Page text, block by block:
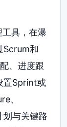
具，在瀑
Scrum和
、进度跟
置Sprint或
、
与关键路